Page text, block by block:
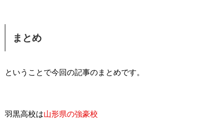
まとめ
ということで今回の記事のまとめです。
羽黒高校は山形県の強豪校